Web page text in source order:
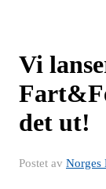
Vi
det ut!
Postet av Norges